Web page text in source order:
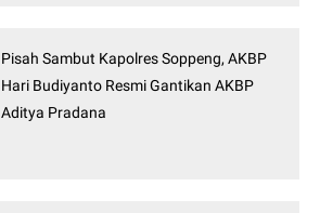
Pisah Sambut Kapolres Soppeng, AKBP
Hari Budiyanto Resmi Gantikan AKBP
Aditya Pradana